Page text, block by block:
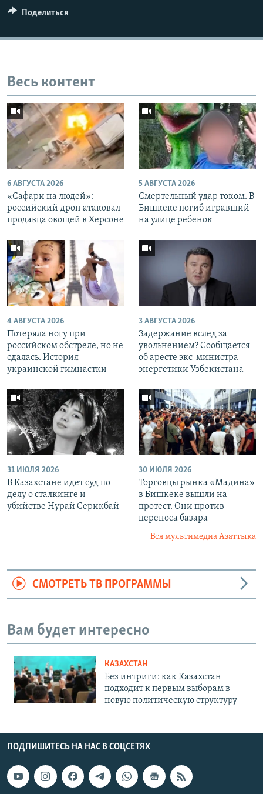
Поделиться
Весь контент
6 АВГУСТА 2026
«Cафари на людей»:
российский дрон атаковал
продавца овощей в Херсоне
5 АВГУСТА 2026
Смертельный удар током. В
Бишкеке погиб игравший
на улице ребенок
4 АВГУСТА 2026
Потеряла ногу при
российском обстреле, но не
сдалась. История
украинской гимнастки
3 АВГУСТА 2026
Задержание вслед за
увольнением? Сообщается
об аресте экс-министра
энергетики Узбекистана
31 ИЮЛЯ 2026
В Казахстане идет суд по
делу о сталкинге и
убийстве Нурай Серикбай
30 ИЮЛЯ 2026
Торговцы рынка «Мадина»
в Бишкеке вышли на
протест. Они против
переноса базара
Вся мультимедиа Азаттыка
СМОТРЕТЬ ТВ ПРОГРАММЫ
Вам будет интересно
КАЗАХСТАН
Без интриги: как Казахстан
подходит к первым выборам в
новую политическую структуру
ПОДПИШИТЕСЬ НА НАС В СОЦСЕТЯХ